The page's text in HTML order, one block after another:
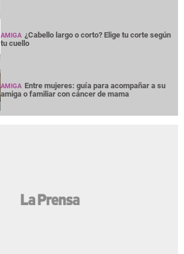
AMIGA ¿Cabello largo o corto? Elige tu corte según
tu cuello
AMIGA Entre mujeres: guía para acompañar a su
amiga o familiar con cáncer de mama